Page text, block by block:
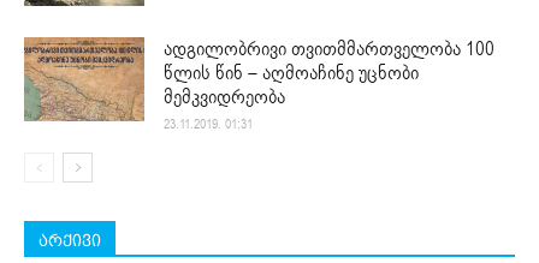
ადგილობრივი თვითმმართველობა 100
წლის წინ – აღმოაჩინე უცნობი
მემკვიდრეობა
23.11.2019. 01:31
არქივი